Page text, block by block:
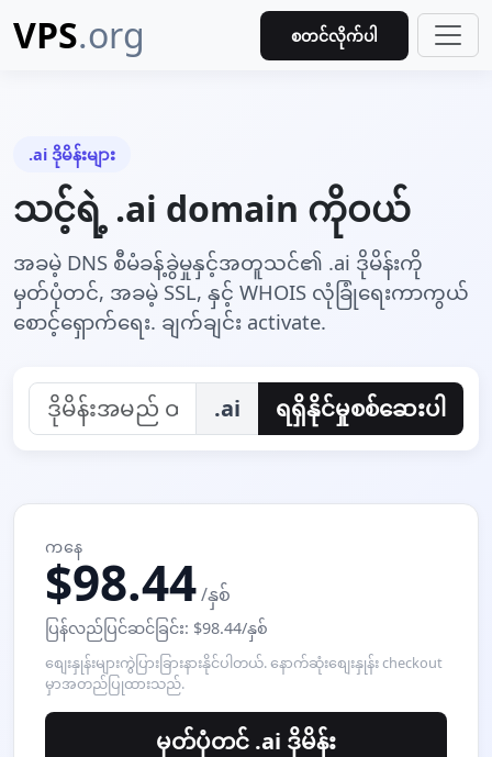
VPS.org စတင်လိုက်ပါ
.ai ဒိုမိန်းများ
သင့်ရဲ့ .ai domain ကိုဝယ်
အခမဲ့ DNS စီမံခန့်ခွဲမှုနှင့်အတူသင်၏ .ai ဒိုမိန်းကို
မှတ်ပုံတင်, အခမဲ့ SSL, နှင့် WHOIS လုံခြုံရေးကာကွယ်
စောင့်ရှောက်ရေး. ချက်ချင်း activate.
.ai ရရှိနိုင်မှုစစ်ဆေးပါ
ကနေ
$98.44/နှစ်
ပြန်လည်ပြင်ဆင်ခြင်း: $98.44/နှစ်
စျေးနှုန်းများကွဲပြားခြားနားနိုင်ပါတယ်. နောက်ဆုံးစျေးနှုန်း checkout
မှာအတည်ပြုထားသည်.
မှတ်ပုံတင် .ai ဒိုမိန်း